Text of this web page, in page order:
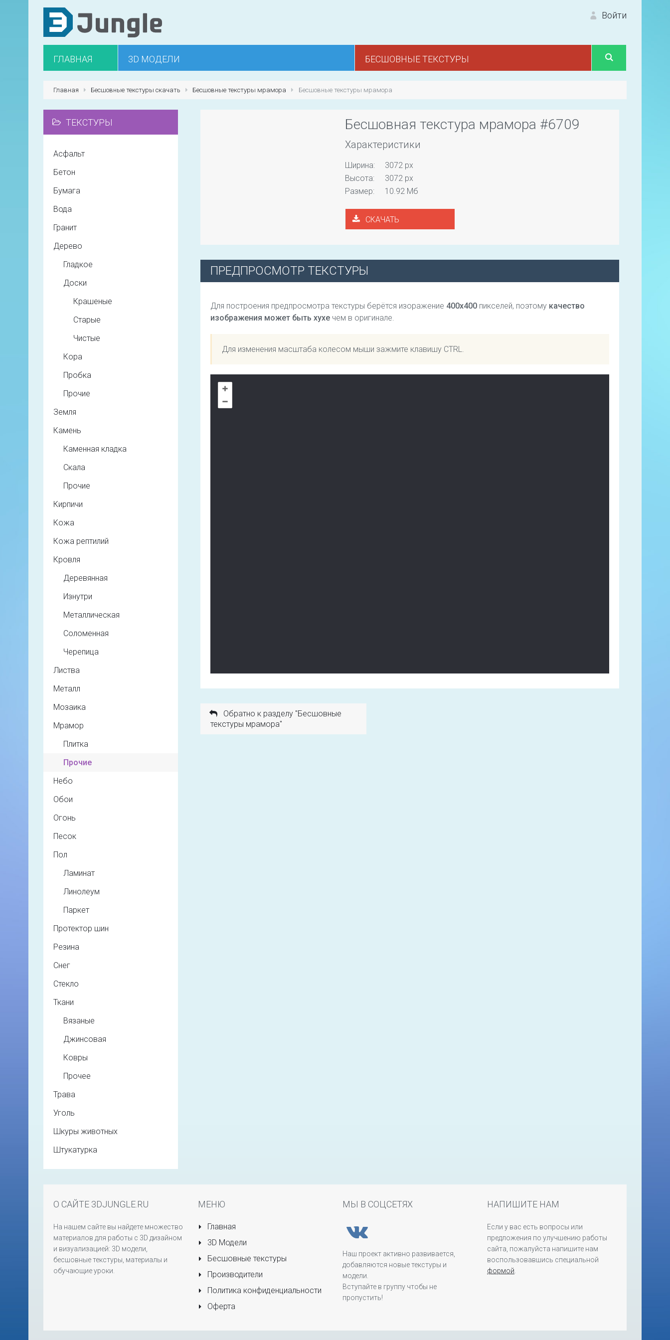
Войти
ГЛАВНАЯ 3D МОДЕЛИ БЕСШОВНЫЕ ТЕКСТУРЫ
Главная Бесшовные текстуры скачать Бесшовные текстуры мрамора Бесшовные текстуры мрамора
Бесшовная текстура мрамора #6709
Характеристики
Ширина:
3072 px
Высота:
3072 px
Размер:
10.92 Мб
СКАЧАТЬ
ПРЕДПРОСМОТР ТЕКСТУРЫ
Для построения предпросмотра текстуры берётся изоражение 400х400 пикселей, поэтому качество
изображения может быть хухе чем в оригинале.
Для изменения масштаба колесом мыши зажмите клавишу CTRL.
Обратно к разделу "Бесшовные
текстуры мрамора"
ТЕКСТУРЫ
Асфальт
Бетон
Бумага
Вода
Гранит
Дерево
Гладкое
Доски
Крашеные
Старые
Чистые
Кора
Пробка
Прочие
Земля
Камень
Каменная кладка
Скала
Прочие
Кирпичи
Кожа
Кожа рептилий
Кровля
Деревянная
Изнутри
Металлическая
Соломенная
Черепица
Листва
Металл
Мозаика
Мрамор
Плитка
Прочие
Небо
Обои
Огонь
Песок
Пол
Ламинат
Линолеум
Паркет
Протектор шин
Резина
Снег
Стекло
Ткани
Вязаные
Джинсовая
Ковры
Прочее
Трава
Уголь
Шкуры животных
Штукатурка
О САЙТЕ 3DJUNGLE.RU
На нашем сайте вы найдете множество
материалов для работы с 3D дизайном
и визуализацией: 3D модели,
бесшовные текстуры, материалы и
обучающие уроки.
МЕНЮ
Главная
3D Модели
Бесшовные текстуры
Производители
Политика конфиденциальности
Оферта
МЫ В СОЦСЕТЯХ
Наш проект активно развивается,
добавляются новые текстуры и
модели.
Вступайте в группу чтобы не
пропустить!
НАПИШИТЕ НАМ
Если у вас есть вопросы или
предложения по улучшению работы
сайта, пожалуйста напишите нам
воспользовавшись специальной
формой